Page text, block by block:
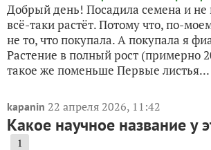
Добрый день! Посадила семена и не
всё-таки растёт. Потому что, по-
не то, что покупала. А покупала я
Растение в полный рост (примерно
такое же поменьше Первые листья...
kapanin 22 апреля 2026, 11:42
Какое научное название у
1